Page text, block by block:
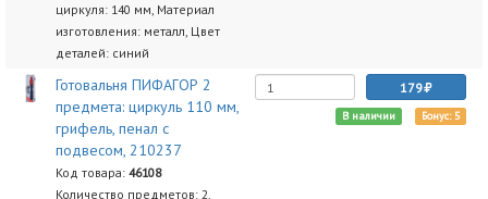
циркуля: 140 мм, Материал
изготовления: металл, Цвет
деталей: синий
Готовальня ПИФАГОР 2
предмета: циркуль 110 мм,
грифель, пенал с
подвесом, 210237
Код товара: 46108
Количество предметов: 2,
179
В наличии Бонус: 5